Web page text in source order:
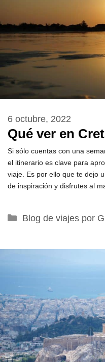
Qué ver en
6 octubre, 2022
Si sólo cuentas con una
el itinerario es clave para
viaje. Es por ello que te dejo
de inspiración y disfrutes al
Categorías
Blog de viajes por